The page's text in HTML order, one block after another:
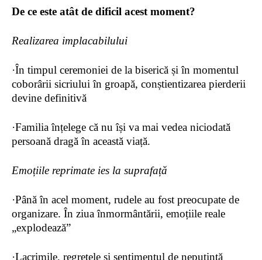
De ce este atât de dificil acest moment?
Realizarea implacabilului
·În timpul ceremoniei de la biserică și în momentul
coborârii sicriului în groapă, conștientizarea pierderii
devine definitivă
·Familia înțelege că nu își va mai vedea niciodată
persoană dragă în această viață.
Emoțiile reprimate ies la suprafață
·Până în acel moment, rudele au fost preocupate de
organizare. În ziua înmormântării, emoțiile reale
„explodează”
·Lacrimile, regretele și sentimentul de neputință